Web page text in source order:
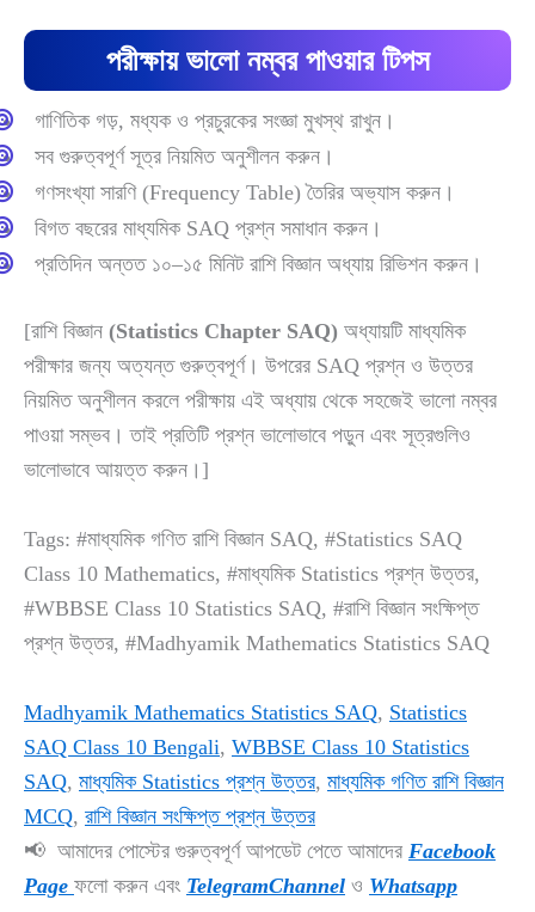
পরীক্ষায় ভালো নম্বর পাওয়ার টিপস
গাণিতিক গড়, মধ্যক ও প্রচুরকের সংজ্ঞা মুখস্থ রাখুন।
সব গুরুত্বপূর্ণ সূত্র নিয়মিত অনুশীলন করুন।
গণসংখ্যা সারণি (Frequency Table) তৈরির অভ্যাস করুন।
বিগত বছরের মাধ্যমিক SAQ প্রশ্ন সমাধান করুন।
প্রতিদিন অন্তত ১০–১৫ মিনিট রাশি বিজ্ঞান অধ্যায় রিভিশন করুন।
[রাশি বিজ্ঞান (Statistics Chapter SAQ) অধ্যায়টি মাধ্যমিক
পরীক্ষার জন্য অত্যন্ত গুরুত্বপূর্ণ। উপরের SAQ প্রশ্ন ও উত্তর
নিয়মিত অনুশীলন করলে পরীক্ষায় এই অধ্যায় থেকে সহজেই ভালো নম্বর
পাওয়া সম্ভব। তাই প্রতিটি প্রশ্ন ভালোভাবে পড়ুন এবং সূত্রগুলিও
ভালোভাবে আয়ত্ত করুন।]
Tags: #মাধ্যমিক গণিত রাশি বিজ্ঞান SAQ, #Statistics SAQ
Class 10 Mathematics, #মাধ্যমিক Statistics প্রশ্ন উত্তর,
#WBBSE Class 10 Statistics SAQ, #রাশি বিজ্ঞান সংক্ষিপ্ত
প্রশ্ন উত্তর, #Madhyamik Mathematics Statistics SAQ
Madhyamik Mathematics Statistics SAQ, Statistics
SAQ Class 10 Bengali, WBBSE Class 10 Statistics
SAQ, মাধ্যমিক Statistics প্রশ্ন উত্তর, মাধ্যমিক গণিত রাশি বিজ্ঞান
MCQ, রাশি বিজ্ঞান সংক্ষিপ্ত প্রশ্ন উত্তর
📢 আমাদের পোস্টের গুরুত্বপূর্ণ আপডেট পেতে আমাদের Facebook
Page ফলো করুন এবং TelegramChannel ও Whatsapp